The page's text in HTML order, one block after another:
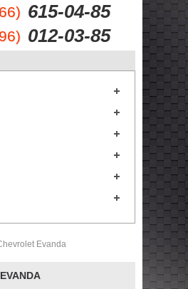
615-04-85
012-03-85
Evanda